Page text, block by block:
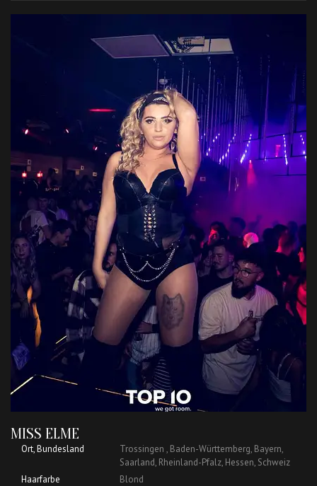
MISS ELME
Ort, Bundesland
Trossingen , Baden-Württemberg, Bayern,
Saarland, Rheinland-Pfalz, Hessen, Schweiz
Haarfarbe
Blond